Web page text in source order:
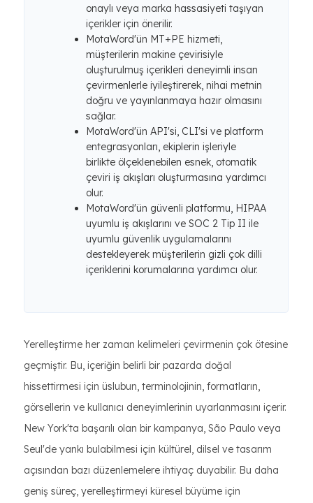
onaylı veya marka hassasiyeti taşıyan
içerikler için önerilir.
MotaWord'ün MT+PE hizmeti,
müşterilerin makine çevirisiyle
oluşturulmuş içerikleri deneyimli insan
çevirmenlerle iyileştirerek, nihai metnin
doğru ve yayınlanmaya hazır olmasını
sağlar.
MotaWord'ün API'si, CLI'si ve platform
entegrasyonları, ekiplerin işleriyle
birlikte ölçeklenebilen esnek, otomatik
çeviri iş akışları oluşturmasına yardımcı
olur.
MotaWord'ün güvenli platformu, HIPAA
uyumlu iş akışlarını ve SOC 2 Tip II ile
uyumlu güvenlik uygulamalarını
destekleyerek müşterilerin gizli çok dilli
içeriklerini korumalarına yardımcı olur.
Yerelleştirme her zaman kelimeleri çevirmenin çok ötesine
geçmiştir. Bu, içeriğin belirli bir pazarda doğal
hissettirmesi için üslubun, terminolojinin, formatların,
görsellerin ve kullanıcı deneyimlerinin uyarlanmasını içerir.
New York'ta başarılı olan bir kampanya, São Paulo veya
Seul'de yankı bulabilmesi için kültürel, dilsel ve tasarım
açısından bazı düzenlemelere ihtiyaç duyabilir. Bu daha
geniş süreç, yerelleştirmeyi küresel büyüme için